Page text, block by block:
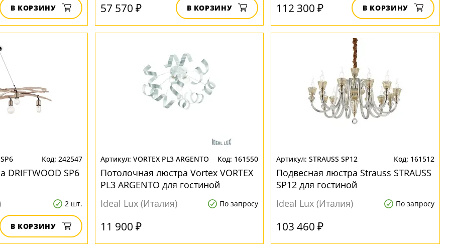
В КОРЗИНУ 57 570 ₽ В КОРЗИНУ 112 300 ₽ В КОРЗИНУ
242547
DRIFTWOOD SP6
2 шт.
В КОРЗИНУ
VORTEX PL3 ARGENTO 161550
Потолочная люстра Vortex VORTEX
PL3 ARGENTO для гостиной
Ideal Lux (Италия)
По запросу
11 900 ₽
STRAUSS SP12 161512
Подвесная люстра Strauss STRAUSS
SP12 для гостиной
Ideal Lux (Италия)
По запросу
103 460 ₽